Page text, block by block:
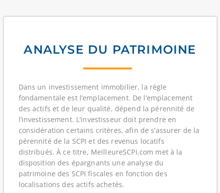
ANALYSE DU PATRIMOINE
Dans un investissement immobilier, la règle
fondamentale est l’emplacement. De l’emplacement
des actifs et de leur qualité, dépend la pérennité de
l’investissement. L’investisseur doit prendre en
considération certains critères, afin de s’assurer de la
pérennité de la SCPI et des revenus locatifs
distribués. À ce titre, MeilleureSCPI.com met à la
disposition des épargnants une analyse du
patrimoine des SCPI fiscales en fonction des
localisations des actifs achetés.